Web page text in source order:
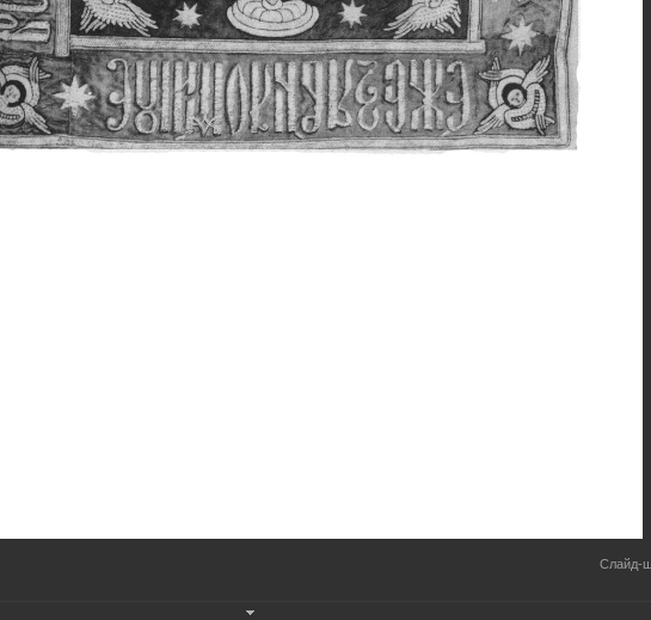
Свято-Троицкий собор Архангельска
23.12.2015
Сегодня мы можем говорить, что Архангельск в большей мере, чем другие
пострадал от целенаправленных систематических разрушений, в результате
выдающихся памятников архитектуры. Больше всего по старому
вызванная борьбой с религией, набравшая особую силу в конце 20 –х годов.
разрушение православного центра архангельской губернии - ансамбля
Возникнув в начале XVIII века в центре Архангельска,
двухэтажный Троицкий собор, сразу превратился в зрительную и
XVIII веке по масштабам ему не было равных на Севере. Вплоть до
оставался самым высоким и значительным из городских строений
Один из самых больших и светлых соборов России воплотил в себе яркую и
портового города с отраженными в ней архитектурными течениями России,
Масштабность, благолепие и богатство собора, вполне оправдывали его
заслуженно выделяя из многочисленных культовых построек города.
иконостас украшенный колоннами ионического стиля, с единственными
царскими вратами, изящным фронтоном и множеством резных,
собой поистине художественную ценность. В совокупности же с живописью,
шитьем, многочисленными предметами церковной утвари интерьер
неповторимый красочный ансамбль декоративного убранства собора, на
поражающий воображение своих посетителей. В соборной ризнице,
Слайд-